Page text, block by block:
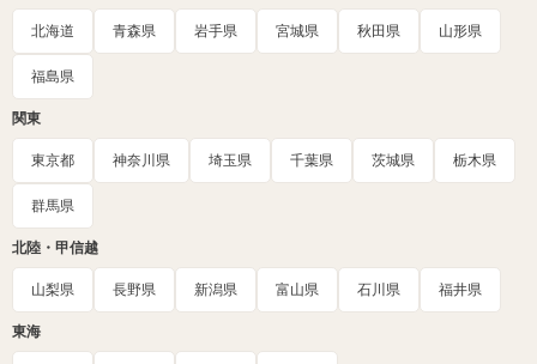
北海道 青森県 岩手県 宮城県 秋田県 山形県
福島県
関東
東京都 神奈川県 埼玉県 千葉県 茨城県 栃木県
群馬県
北陸・甲信越
山梨県 長野県 新潟県 富山県 石川県 福井県
東海